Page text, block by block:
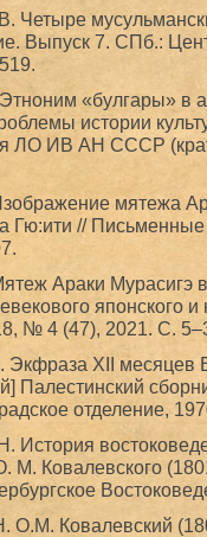
Четыре
Выпуск 7. СПб.:
«булгары» в
истории
ЛО ИВ АН СССР
мятежа
Гю:ити //
Араки Мурасигэ
японского
№ 4 (47), 2021. С.
Экфраза XII месяцев
Палестинский
отделение,
История
М. Ковалевского
О.М. Ковалевский